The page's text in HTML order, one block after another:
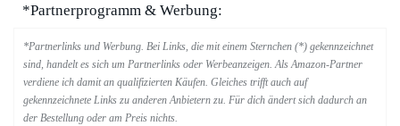
*Partnerprogramm & Werbung:
*Partnerlinks und Werbung. Bei Links, die mit einem Sternchen (*) gekennzeichnet
sind, handelt es sich um Partnerlinks oder Werbeanzeigen. Als Amazon-Partner
verdiene ich damit an qualifizierten Käufen. Gleiches trifft auch auf
gekennzeichnete Links zu anderen Anbietern zu. Für dich ändert sich dadurch an
der Bestellung oder am Preis nichts.